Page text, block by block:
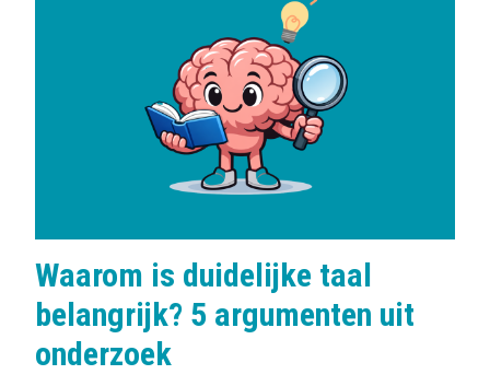
Waarom is duidelijke taal
belangrijk? 5 argumenten uit
onderzoek